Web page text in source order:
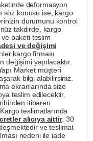
deformasyon
söz konusu ise, kargo
durumunu kontrol
takdirde, kargo
ve paketi teslim
ve değişimi
kargo firması
değişimi yapılacaktır.
Market müşteri
bilgi alabilirsiniz.
ekranlarında size
teslim edilecektir.
itibaren
teslimatlarında
alıcıya aittir. 30
ve teslimat
nedeni ile iade